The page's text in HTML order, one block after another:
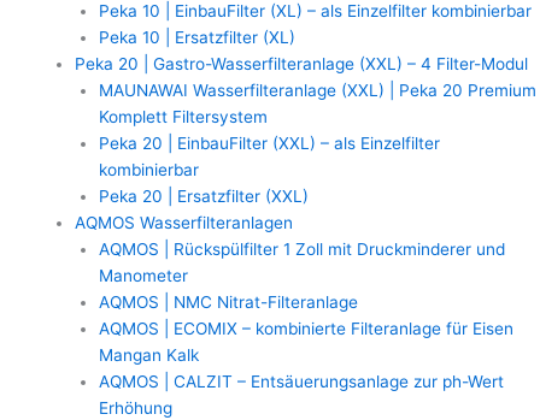
Peka 10 | EinbauFilter (XL) – als Einzelfilter kombinierbar
Peka 10 | Ersatzfilter (XL)
Peka 20 | Gastro-Wasserfilteranlage (XXL) – 4 Filter-Modul
MAUNAWAI Wasserfilteranlage (XXL) | Peka 20 Premium
Komplett Filtersystem
Peka 20 | EinbauFilter (XXL) – als Einzelfilter
kombinierbar
Peka 20 | Ersatzfilter (XXL)
AQMOS Wasserfilteranlagen
AQMOS | Rückspülfilter 1 Zoll mit Druckminderer und
Manometer
AQMOS | NMC Nitrat-Filteranlage
AQMOS | ECOMIX – kombinierte Filteranlage für Eisen
Mangan Kalk
AQMOS | CALZIT – Entsäuerungsanlage zur ph-Wert
Erhöhung